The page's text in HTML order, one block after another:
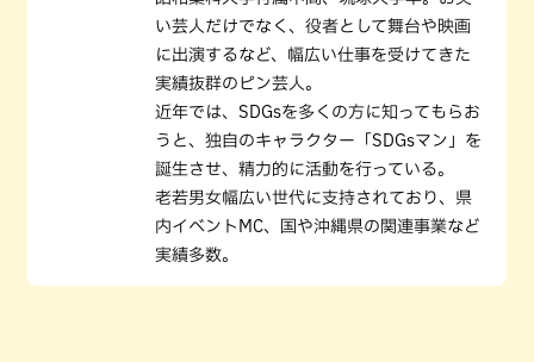
い芸人だけでなく、役者として舞台や映画
に出演するなど、幅広い仕事を受けてきた
実績抜群のピン芸人。
近年では、SDGsを多くの方に知ってもらお
うと、独自のキャラクター「SDGsマン」を
誕生させ、精力的に活動を行っている。
老若男女幅広い世代に支持されており、県
内イベントMC、国や沖縄県の関連事業など
実績多数。